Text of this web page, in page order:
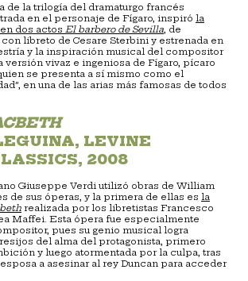
de la trilogía del dramaturgo francés
en el personaje de Fígaro, inspiró la
dos actos El barbero de Sevilla, de
libreto de Cesare Sterbini y estrenada en
y la inspiración musical del compositor
versión vivaz e ingeniosa de Fígaro, pícaro
se presenta a sí mismo como el
en una de las arias más famosas de todos
LEVINE
2008
Giuseppe Verdi utilizó obras de William
de sus óperas, y la primera de ellas es la
realizada por los libretistas Francesco
Maffei. Esta ópera fue especialmente
pues su genio musical logra
del alma del protagonista, primero
y luego atormentada por la culpa, tras
a asesinar al rey Duncan para acceder